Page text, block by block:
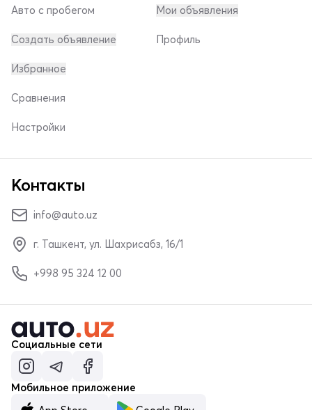
Авто с пробегом
Создать объявление
Мои объявления
Профиль
Избранное
Сравнения
Настройки
Контакты
info@auto.uz
г. Ташкент, ул. Шахрисабз, 16/1
+998 95 324 12 00
Социальные сети
Мобильное приложение